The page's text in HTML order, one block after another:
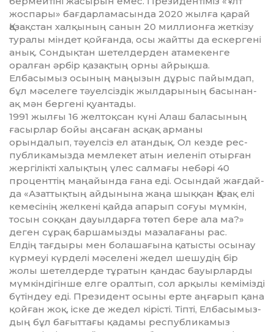
жоспары» бағдарламасында 2020 жылға қарай
Қазақстан халқының санын 20 мил­лионға жеткізу
туралы міндет қой­ғанда, осы жайтты да ескергені
анық. Сондықтан шетелдерден ата­ме­кенге
оралған әрбір қазақтың ор­ны айрықша.
Елбасымыз осының маңызын дұрыс пайымдап,
бұл мә­селеге тәуелсіздік жылдарының ба­сы­нан-
ақ мән бергені қуантады.
1991 жылғы 16 желтоқсан күні Алаш баласының
ғасырлар бойы аң­саған асқақ арманы
орындалып, тәуелсіз ел атандық. Ол кезде рес­
пуб­ликамызда мемлекет атын иеле­ніп отырған
жергілікті халықтың үлес салмағы небәрі 40
проценттің маңайын­да ғана еді. Осындай жағ­дай­
да «Азаттықтың айдынына жаңа шыққан Қазақ елі
кемесінің желкені қайда апарып соғуы мүмкін,
тосын соқ­қан дауылдарға төтеп бере ала ма?»
деген сұрақ баршамызды маза­ла­ғаны рас.
Елдің тағдыры мен болашағына қа­тысты осынау
күрмеуі күрделі мә­се­лені жедел шешудің бір
жолы шет­елдерде тұратын қандас бауыр­лар­ды
мүмкіндігінше елге оралтып, сол ар­қылы кемімізді
бүтіндеу еді. Президент осыны ерте аңғарып қана
қой­ған жоқ, іске де жедел кірісті. Тіп­ті, Елба­сы­мыз­
дың бұл бағыттағы қадамы рес­пуб­ликамыз